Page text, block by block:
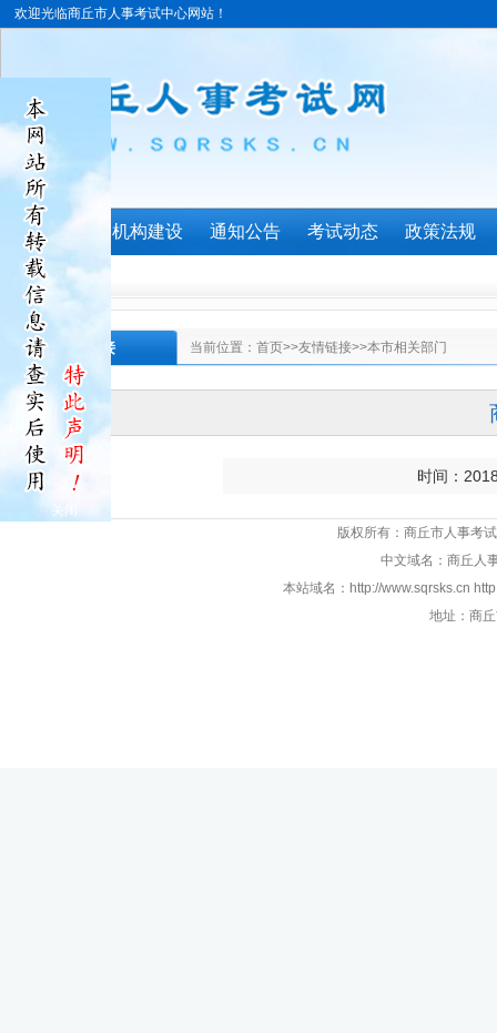
关闭
欢迎光临商丘市人事考试中心网站！
首页 机构建设 通知公告 考试动态 政策法规
友情链接 当前位置： 首页>>友情链接>>本市相关部门
时间：
版权所有：商丘市人事考
中文域名：商丘人
本站域名：http://www.sqrsks.cn
地址：商